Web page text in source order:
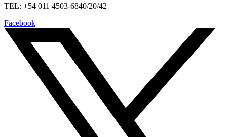
TEL: +54 011 4503-6840/20/42
Facebook